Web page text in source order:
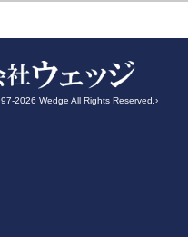
2026 Wedge All Rights Reserved.›